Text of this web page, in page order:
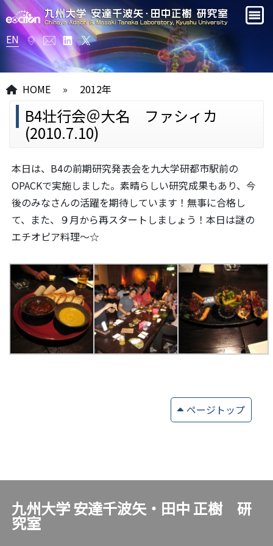
EN
HOME » 2012年
B4壮行会＠大名 ファシィカ
(2010.7.10)
本日は、B4の前期研究発表会を九大学研都市駅前の
OPACKで実施しました。素晴らしい研究成果もあり、今
後のみなさんの活躍を期待しています！無事に合格し
て、また、９月から再スタートしましょう！本日は謎の
エチオピア料理～☆
ページトップ
九州大学 安達千波矢・田中 正樹 研
究室